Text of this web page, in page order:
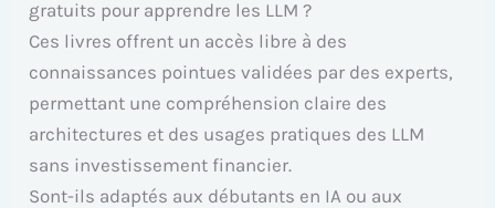
gratuits pour apprendre les LLM ?
Ces livres offrent un accès libre à des
connaissances pointues validées par des experts,
permettant une compréhension claire des
architectures et des usages pratiques des LLM
sans investissement financier.
Sont-ils adaptés aux débutants en IA ou aux